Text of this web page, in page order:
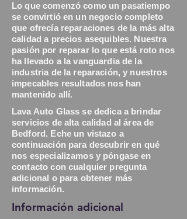
Lo que comenzó como un pasatiempo
se convirtió en un negocio completo
que ofrecía reparaciones de la más alta
calidad a precios asequibles. Nuestra
pasión por reparar lo que está roto nos
ha llevado a la vanguardia de la
industria de la reparación, y nuestros
impecables resultados nos han
mantenido allí.
Lava Auto Glass se dedica a brindar
servicios de alta calidad al área de
Bedford. Eche un vistazo a
continuación para descubrir en qué
nos especializamos y póngase en
contacto con cualquier pregunta
adicional o para obtener más
información.
Información adicional